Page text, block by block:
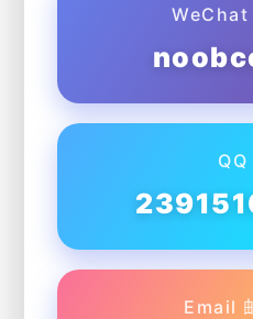
WeChat
QQ
Email